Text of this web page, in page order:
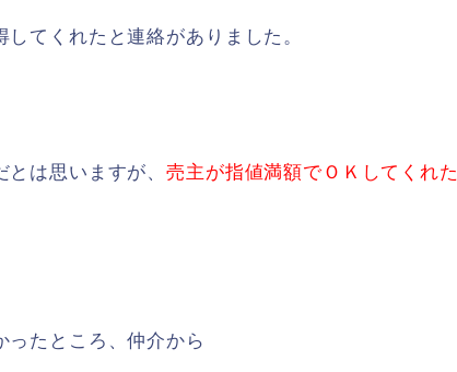
てくれたと連絡がありました。
とは思いますが、売主が指値満額でＯＫしてくれた
ったところ、仲介から